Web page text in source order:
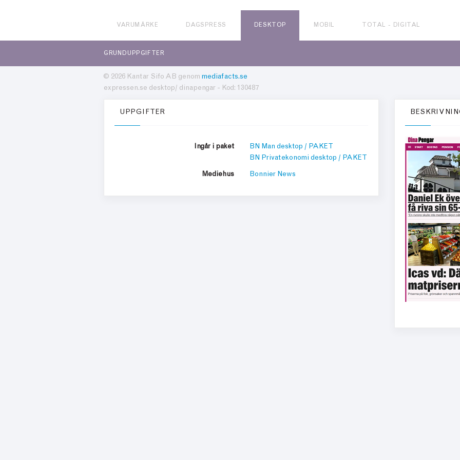
VARUMÄRKE DAGSPRESS DESKTOP MOBIL TOTAL - DIGITAL
GRUNDUPPGIFTER
© 2026 Kantar Sifo AB genom mediafacts.se
expressen.se desktop/ dinapengar - Kod: 130487
UPPGIFTER
Ingår i paket
BN Man desktop / PAKET
BN Privatekonomi desktop / PAKET
Mediehus Bonnier News